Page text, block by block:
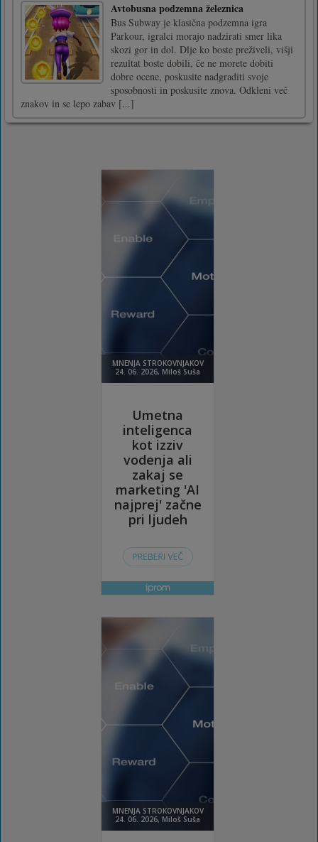
Avtobusna podzemna železnica
Bus Subway je klasična podzemna igra
Parkour, igralci morajo nadzirati smer lika
skozi gor in dol. Dlje ko boste preživeli, višji
rezultat boste dobili, če ne morete dobiti
dobre ocene, poskusite nadgraditi svoje
sposobnosti in poskusite znova. Odkleni več
znakov in se lepo zabav [...]